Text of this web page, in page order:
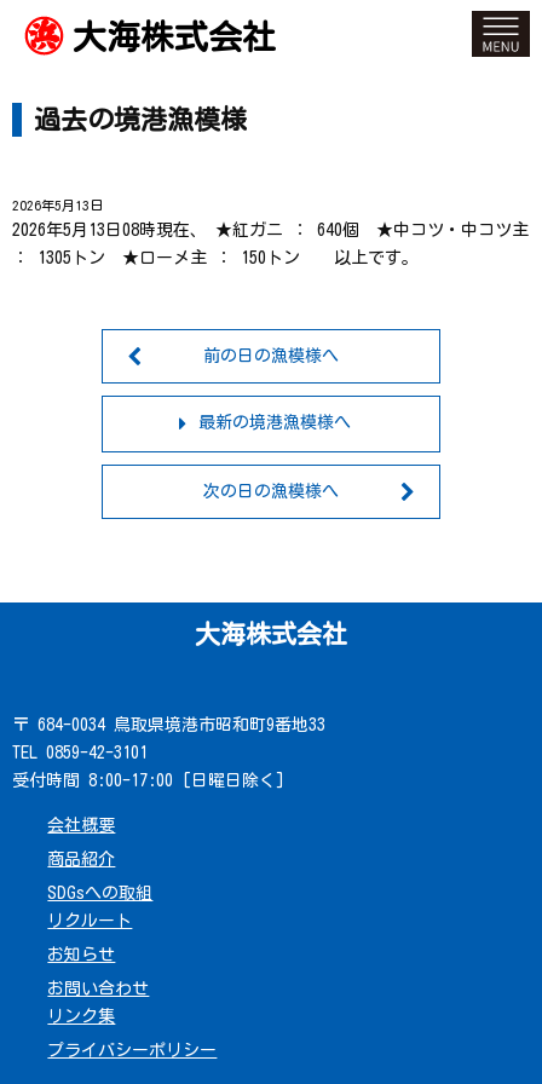
大海株式会社
過去の境港漁模様
2026年5月13日
2026年5月13日08時現在、 ★紅ガニ ： 640個 ★中コツ・中コツ主
： 1305トン ★ローメ主 ： 150トン 以上です。
前の日の漁模様へ
最新の境港漁模様へ
次の日の漁模様へ
大海株式会社
〒 684-0034 鳥取県境港市昭和町9番地33
TEL 0859-42-3101
受付時間 8:00-17:00 [日曜日除く]
会社概要
商品紹介
SDGsへの取組
リクルート
お知らせ
お問い合わせ
リンク集
プライバシーポリシー